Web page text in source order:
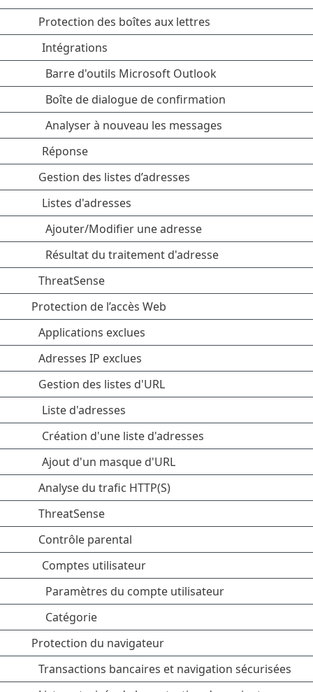
Protection des boîtes aux lettres
Intégrations
Barre d'outils Microsoft Outlook
Boîte de dialogue de confirmation
Analyser à nouveau les messages
Réponse
Gestion des listes d’adresses
Listes d'adresses
Ajouter/Modifier une adresse
Résultat du traitement d'adresse
ThreatSense
Protection de l’accès Web
Applications exclues
Adresses IP exclues
Gestion des listes d'URL
Liste d'adresses
Création d'une liste d'adresses
Ajout d'un masque d'URL
Analyse du trafic HTTP(S)
ThreatSense
Contrôle parental
Comptes utilisateur
Paramètres du compte utilisateur
Catégorie
Protection du navigateur
Transactions bancaires et navigation sécurisées